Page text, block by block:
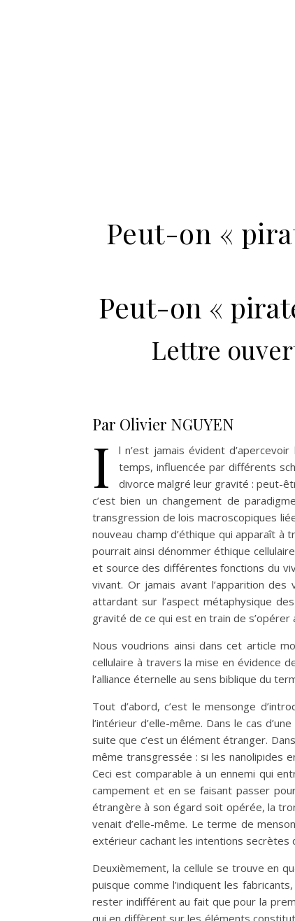
Peut-on «
Peut-on «
Lettre
Par Olivier NGUYEN
I
l n’est jamais évident
temps, influencée par différents
divorce malgré leur gravité : peut-
c’est bien un changement de
transgression de lois macroscopiques
nouveau champ d’éthique qui apparaît à
pourrait ainsi dénommer éthique
et source des différentes fonctions du
vivant. Or jamais avant l’apparition
attardant sur l’aspect métaphysique
gravité de ce qui est en train de
Nous voudrions ainsi dans cet article
cellulaire à travers la mise en évidence
l’alliance éternelle au sens biblique du
Tout d’abord, c’est le mensonge
l’intérieur d’elle-même. Dans le cas
suite que c’est un élément étranger.
même transgressée : si les nanolipides
Ceci est comparable à un ennemi qui
campement et en se faisant passer
étrangère à son égard soit opérée, la
venait d’elle-même. Le terme de
extérieur cachant les intentions secrètes
Deuxièmement, la cellule se trouve en
puisque comme l’indiquent les
rester indifférent au fait que pour la
qui en diffèrent sur les éléments